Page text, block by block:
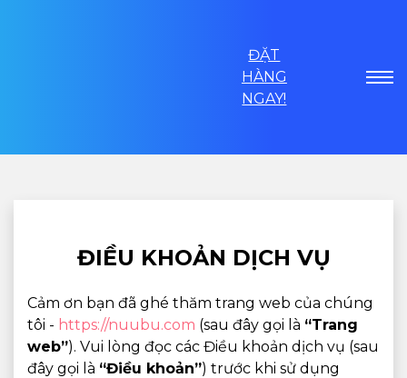
ĐẶT
HÀNG
NGAY!
ĐIỀU KHOẢN DỊCH VỤ
Cảm ơn bạn đã ghé thăm trang web của chúng
tôi - https://nuubu.com (sau đây gọi là “Trang
web”). Vui lòng đọc các Điều khoản dịch vụ (sau
đây gọi là “Điều khoản”) trước khi sử dụng